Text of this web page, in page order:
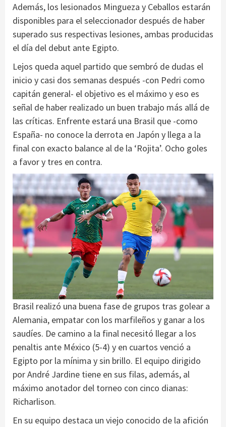
Además, los lesionados Mingueza y Ceballos estarán
disponibles para el seleccionador después de haber
superado sus respectivas lesiones, ambas producidas
el día del debut ante Egipto.
Lejos queda aquel partido que sembró de dudas el
inicio y casi dos semanas después -con Pedri como
capitán general- el objetivo es el máximo y eso es
señal de haber realizado un buen trabajo más allá de
las críticas. Enfrente estará una Brasil que -como
España- no conoce la derrota en Japón y llega a la
final con exacto balance al de la ‘Rojita’. Ocho goles
a favor y tres en contra.
Brasil realizó una buena fase de grupos tras golear a
Alemania, empatar con los marfileños y ganar a los
saudíes. De camino a la final necesitó llegar a los
penaltis ante México (5-4) y en cuartos venció a
Egipto por la mínima y sin brillo. El equipo dirigido
por André Jardine tiene en sus filas, además, al
máximo anotador del torneo con cinco dianas:
Richarlison.
En su equipo destaca un viejo conocido de la afición